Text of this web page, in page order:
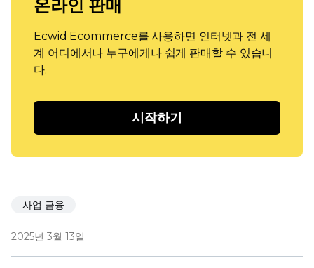
온라인 판매
Ecwid Ecommerce를 사용하면 인터넷과 전 세
계 어디에서나 누구에게나 쉽게 판매할 수 있습니
다.
시작하기
사업 금융
2025년 3월 13일